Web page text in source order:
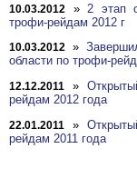
10.03.2012 » 2 этап
трофи-рейдам 2012 г
10.03.2012 »
области по трофи-
12.12.2011 »
рейдам 2012 года
22.01.2011 »
рейдам 2011 года